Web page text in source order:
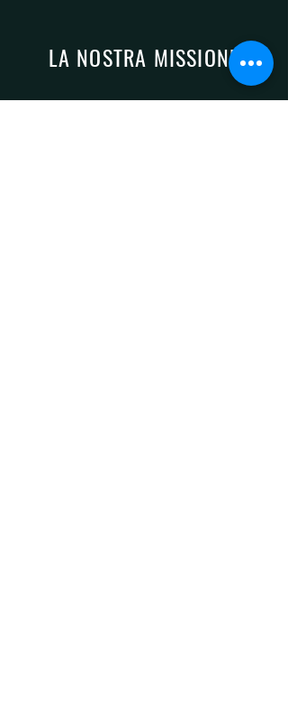
LA NOSTRA MISSIONE